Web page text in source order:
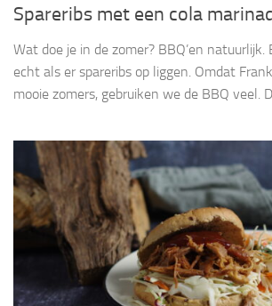
Spareribs met een cola
Wat doe je in de zomer? BBQ’en natuurlijk.
echt als er spareribs op liggen. Omdat
mooie zomers, gebruiken we de BBQ veel.